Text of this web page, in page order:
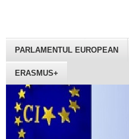
PARLAMENTUL EUROPEAN
ERASMUS+